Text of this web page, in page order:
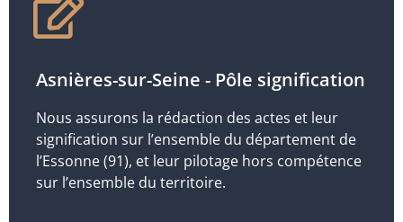
Asnières-sur-Seine - Pôle signification
Nous assurons la rédaction des actes et leur
signification sur l’ensemble du département de
l’Essonne (91), et leur pilotage hors compétence
sur l’ensemble du territoire.